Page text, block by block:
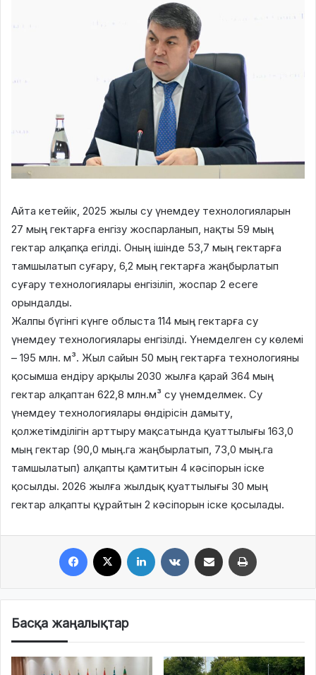
Айта кетейік, 2025 жылы су үнемдеу технологияларын
27 мың гектарға енгізу жоспарланып, нақты 59 мың
гектар алқапқа егілді. Оның ішінде 53,7 мың гектарға
тамшылатып суғару, 6,2 мың гектарға жаңбырлатып
суғару технологиялары енгізіліп, жоспар 2 есеге
орындалды.
Жалпы бүгінгі күнге облыста 114 мың гектарға су
үнемдеу технологиялары енгізілді. Үнемделген су көлемі
– 195 млн. м³. Жыл сайын 50 мың гектарға технологияны
қосымша ендіру арқылы 2030 жылға қарай 364 мың
гектар алқаптан 622,8 млн.м³ су үнемделмек. Cу
үнемдеу технологиялары өндірісін дамыту,
қолжетімділігін арттыру мақсатында қуаттылығы 163,0
мың гектар (90,0 мың.га жаңбырлатып, 73,0 мың.га
тамшылатып) алқапты қамтитын 4 кәсіпорын іске
қосылды. 2026 жылға жылдық қуаттылығы 30 мың
гектар алқапты құрайтын 2 кәсіпорын іске қосылады.
Басқа жаңалықтар